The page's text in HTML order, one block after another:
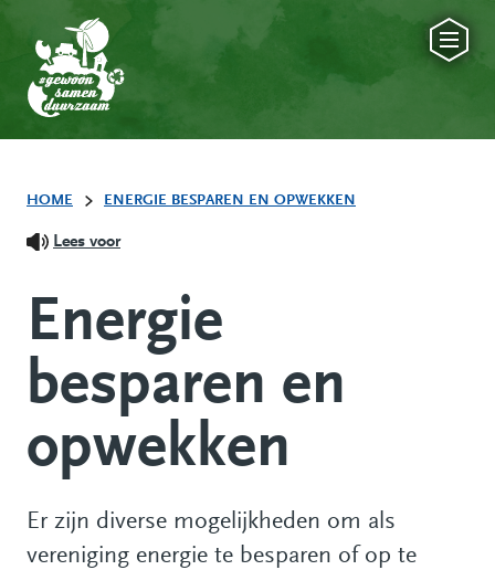
HOME ENERGIE BESPAREN EN OPWEKKEN
Lees voor
Energie
besparen en
opwekken
Er zijn diverse mogelijkheden om als
vereniging energie te besparen of op te